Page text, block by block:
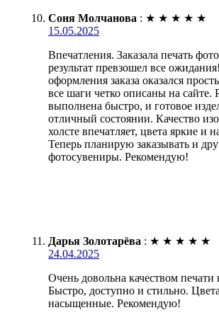
Соня Молчанова : ★ ★ ★ ★ ★
15.05.2025
Впечатления. Заказала печать
результат превзошел все
оформления заказа оказался
все шаги четко описаны на сайте.
выполнена быстро, и готовое
отличный состоянии. Качество
холсте впечатляет, цвета яркие и
Теперь планирую заказывать и
фотосувениры. Рекомендую!
Дарья Золотарёва : ★ ★ ★ ★ ★
24.04.2025
Очень довольна качеством печати
Быстро, доступно и стильно.
насыщенные. Рекомендую!